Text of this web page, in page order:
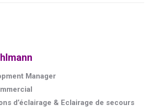
Manager
d’éclairage & Eclairage de secours